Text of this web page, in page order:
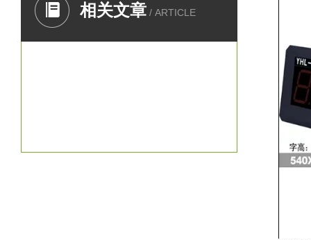
相关文章 / ARTICLE